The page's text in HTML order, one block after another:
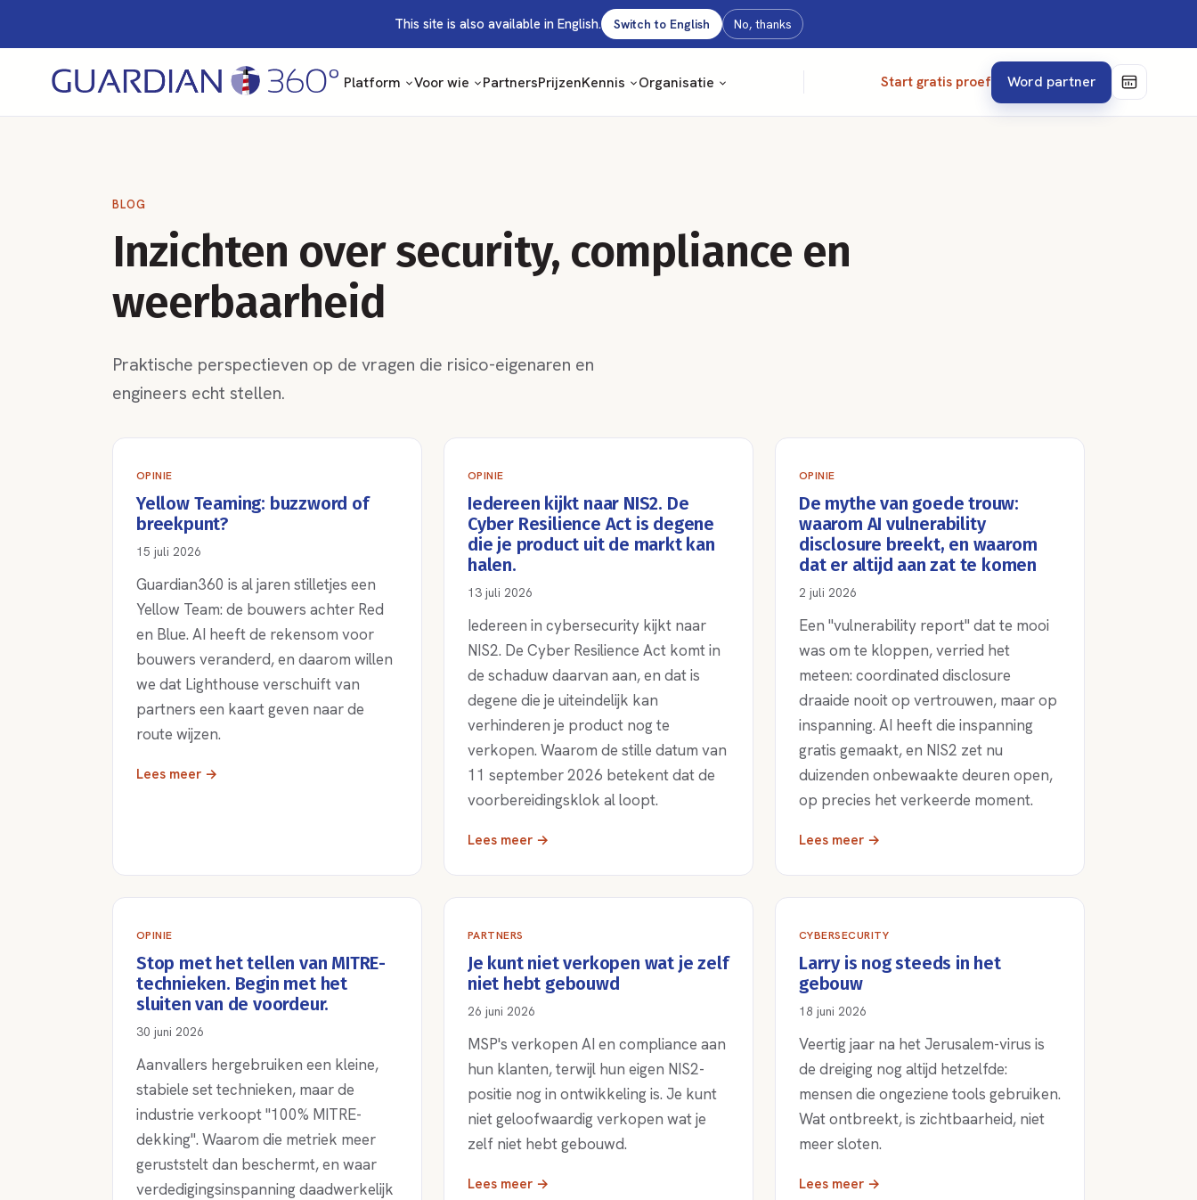
This site is also available in English. Switch to English No, thanks
Platform Voor wie PartnersPrijzenKennis Organisatie Start gratis proef Word partner
BLOG
Inzichten over security, compliance en
weerbaarheid
Praktische perspectieven op de vragen die risico-eigenaren en
engineers echt stellen.
OPINIE
Yellow Teaming: buzzword of
breekpunt?
15 juli 2026
Guardian360 is al jaren stilletjes een
Yellow Team: de bouwers achter Red
en Blue. AI heeft de rekensom voor
bouwers veranderd, en daarom willen
we dat Lighthouse verschuift van
partners een kaart geven naar de
route wijzen.
Lees meer →
OPINIE
Iedereen kijkt naar NIS2. De
Cyber Resilience Act is degene
die je product uit de markt kan
halen.
13 juli 2026
Iedereen in cybersecurity kijkt naar
NIS2. De Cyber Resilience Act komt in
de schaduw daarvan aan, en dat is
degene die je uiteindelijk kan
verhinderen je product nog te
verkopen. Waarom de stille datum van
11 september 2026 betekent dat de
voorbereidingsklok al loopt.
Lees meer →
OPINIE
De mythe van goede trouw:
waarom AI vulnerability
disclosure breekt, en waarom
dat er altijd aan zat te komen
2 juli 2026
Een "vulnerability report" dat te mooi
was om te kloppen, verried het
meteen: coordinated disclosure
draaide nooit op vertrouwen, maar op
inspanning. AI heeft die inspanning
gratis gemaakt, en NIS2 zet nu
duizenden onbewaakte deuren open,
op precies het verkeerde moment.
Lees meer →
OPINIE
Stop met het tellen van MITRE-
technieken. Begin met het
sluiten van de voordeur.
30 juni 2026
Aanvallers hergebruiken een kleine,
stabiele set technieken, maar de
industrie verkoopt "100% MITRE-
dekking". Waarom die metriek meer
geruststelt dan beschermt, en waar
verdedigingsinspanning daadwerkelijk
PARTNERS
Je kunt niet verkopen wat je zelf
niet hebt gebouwd
26 juni 2026
MSP's verkopen AI en compliance aan
hun klanten, terwijl hun eigen NIS2-
positie nog in ontwikkeling is. Je kunt
niet geloofwaardig verkopen wat je
zelf niet hebt gebouwd.
Lees meer →
CYBERSECURITY
Larry is nog steeds in het
gebouw
18 juni 2026
Veertig jaar na het Jerusalem-virus is
de dreiging nog altijd hetzelfde:
mensen die ongeziene tools gebruiken.
Wat ontbreekt, is zichtbaarheid, niet
meer sloten.
Lees meer →